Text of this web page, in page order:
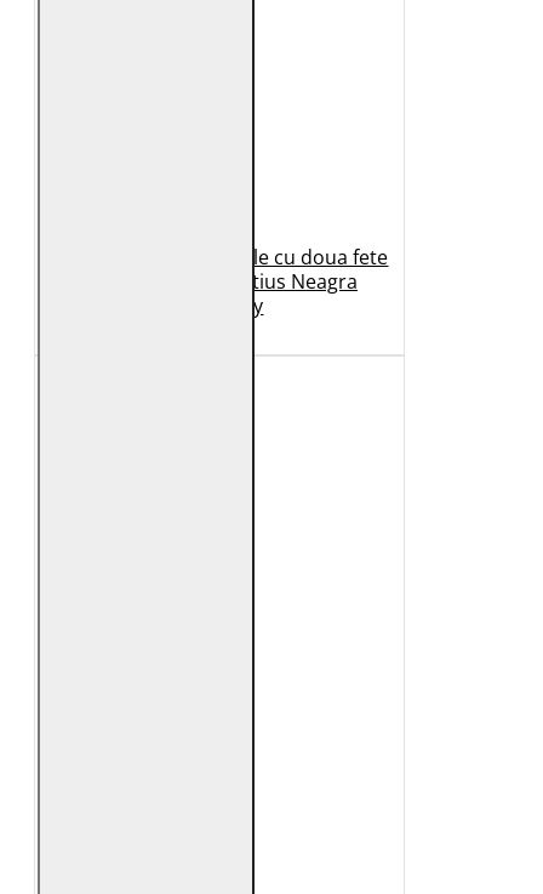
Geaca de Iarna din Piele cu doua fete
Dama 2.0 by Mauritius Neagra
G2WDilay